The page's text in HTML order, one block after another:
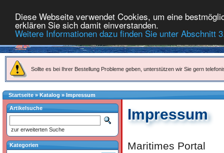
Diese Webseite verwendet Cookies, um eine
erklären Sie sich damit einverstanden.
Weitere Informationen dazu finden Sie unter Abschnitt
Sollte es bei Ihrer Bestellung Probleme geben, unterstützen wir Sie gern
Startseite»Katalog » Impressum
Impressum
Maritimes Portal
Artikelsuche
zur erweiterten Suche
Kategorien